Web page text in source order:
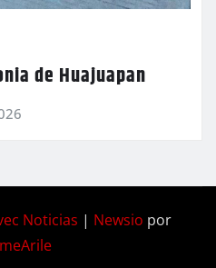
de Huajuapan
Noticias | Newsio por